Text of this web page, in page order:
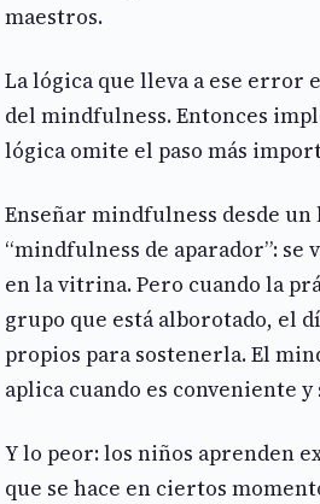
maestros.
La lógica que lleva a ese error
del mindfulness. Entonces
lógica omite el paso más
Enseñar mindfulness desde
“mindfulness de aparador”:
en la vitrina. Pero cuando la
grupo que está alborotado, el
propios para sostenerla. El
aplica cuando es conveniente
Y lo peor: los niños aprenden
que se hace en ciertos